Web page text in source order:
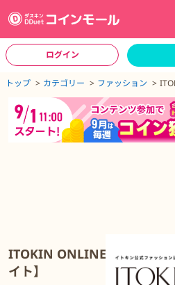
ログイン
トップ カテゴリー ファッション
ITOKIN ONLINE STORE【
イト】
ジトップへ